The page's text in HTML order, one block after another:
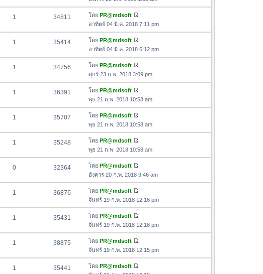
ว
ม
ล่
สุ
ข้
ค
ว
ม
ล่
สุ
1 34811 โดย PR@mdsoft
ดู
ข้
ค
ว
ม
ล่
สุ
อาทิตย์ 04 มี.ค. 2018 7:11 pm
1 35414 โดย PR@mdsoft
ดู
ข้
ค
ว
ม
ล่
สุ
อาทิตย์ 04 มี.ค. 2018 6:12 pm
1 34756 โดย PR@mdsoft
ดู
ข้
ค
ว
ม
ล่
สุ
ศุกร์ 23 ก.พ. 2018 3:09 pm
1 36391 โดย PR@mdsoft
ดู
ข้
ค
ว
ม
ล่
สุ
พุธ 21 ก.พ. 2018 10:58 am
1 35707 โดย PR@mdsoft
ดู
ข้
ค
ว
ม
ล่
สุ
พุธ 21 ก.พ. 2018 10:58 am
1 35248 โดย PR@mdsoft
ดู
ข้
ค
ว
ม
ล่
สุ
พุธ 21 ก.พ. 2018 10:58 am
0 32364 โดย PR@mdsoft
ดู
ข้
ค
ว
ม
ล่
สุ
อังคาร 20 ก.พ. 2018 9:46 am
1 36876 โดย PR@mdsoft
ดู
ข้
ค
ว
ม
ล่
จันทร์ 19 ก.พ. 2018 12:16 pm
1 35431 โดย PR@mdsoft
ดู
ข้
ค
ว
จันทร์ 19 ก.พ. 2018 12:16 pm
1 38875 โดย PR@mdsoft
ดู
ข้
จันทร์ 19 ก.พ. 2018 12:15 pm
1 35441 โดย PR@mdsoft
ดู